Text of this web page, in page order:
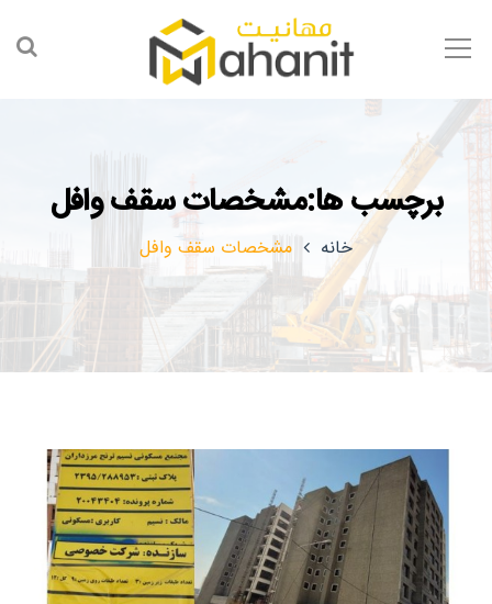
برچسب ها:مشخصات سقف وافل
خانه مشخصات سقف وافل